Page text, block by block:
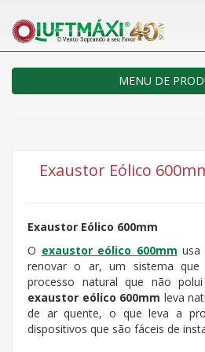
MENU DE
Exaustor Eólico
Exaustor Eólico 600mm
O exaustor eólico 600mm
renovar o ar, um sistema que
processo natural que não
exaustor eólico 600mm leva
de ar quente, o que leva a
dispositivos que são fáceis de